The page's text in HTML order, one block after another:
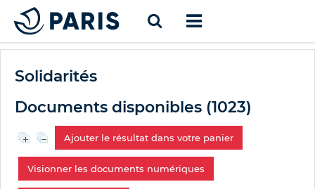
Solidarités
Documents disponibles (1023)
Ajouter le résultat dans votre panier
Visionner les documents numériques